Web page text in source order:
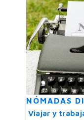
NÓMADAS
Viajar y